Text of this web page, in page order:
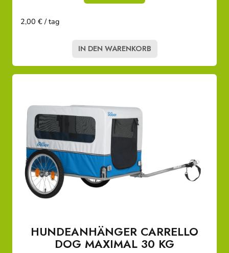
2,00 € / tag
IN DEN WARENKORB
HUNDEANHÄNGER CARRELLO
DOG MAXIMAL 30 KG